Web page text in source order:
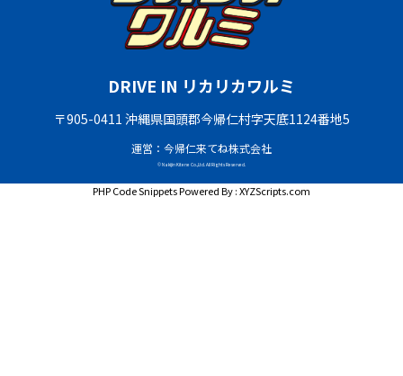
DRIVE IN リカリカワルミ
〒905-0411 沖縄県国頭郡今帰仁村字天底1124番地5
運営：今帰仁来てね株式会社
© Nakijin Kitene Co.,Ltd. All Rights Reserved.
PHP Code SnippetsPowered By :XYZScripts.com